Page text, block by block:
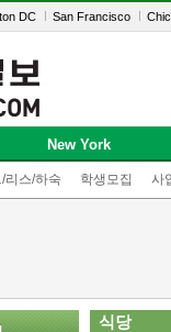
DC San Francisco
New York
리스/하숙 학생모집 사
식당